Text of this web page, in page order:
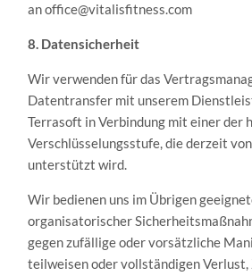
an office@vitalisfitness.com
8. Datensicherheit
Wir verwenden für das
Datentransfer mit unserem
Terrasoft in Verbindung mit einer der
Verschlüsselungsstufe, die derzeit
unterstützt wird.
Wir bedienen uns im Übrigen
organisatorischer
gegen zufällige oder vorsätzliche
teilweisen oder vollständigen